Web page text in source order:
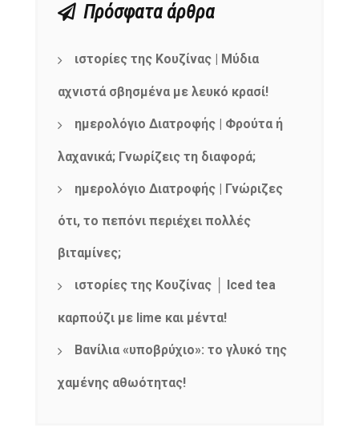
Πρόσφατα άρθρα
ιστορίες της Κουζίνας | Μύδια
αχνιστά σβησμένα με λευκό κρασί!
ημερολόγιο Διατροφής | Φρούτα ή
λαχανικά; Γνωρίζεις τη διαφορά;
ημερολόγιο Διατροφής | Γνώριζες
ότι, το πεπόνι περιέχει πολλές
βιταμίνες;
ιστορίες της Κουζίνας │ Iced tea
καρπούζι με lime και μέντα!
Βανίλια «υποβρύχιο»: το γλυκό της
χαμένης αθωότητας!